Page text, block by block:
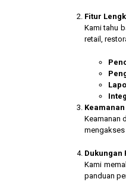
Fitur
Kami tahu
retail,
Keamanan
mengakses
Dukungan
Kami
panduan